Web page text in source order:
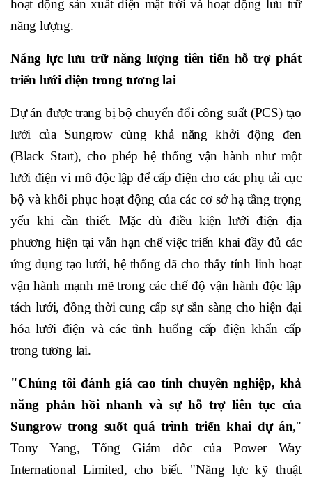
hoạt động sản xuất điện mặt trời và hoạt động lưu trữ
năng lượng.
Năng lực lưu trữ năng lượng tiên tiến hỗ trợ phát
triển lưới điện trong tương lai
Dự án được trang bị bộ chuyển đổi công suất (PCS) tạo
lưới của Sungrow cùng khả năng khởi động đen
(Black Start), cho phép hệ thống vận hành như một
lưới điện vi mô độc lập để cấp điện cho các phụ tải cục
bộ và khôi phục hoạt động của các cơ sở hạ tầng trọng
yếu khi cần thiết. Mặc dù điều kiện lưới điện địa
phương hiện tại vẫn hạn chế việc triển khai đầy đủ các
ứng dụng tạo lưới, hệ thống đã cho thấy tính linh hoạt
vận hành mạnh mẽ trong các chế độ vận hành độc lập
tách lưới, đồng thời cung cấp sự sẵn sàng cho hiện đại
hóa lưới điện và các tình huống cấp điện khẩn cấp
trong tương lai.
"Chúng tôi đánh giá cao tính chuyên nghiệp, khả
năng phản hồi nhanh và sự hỗ trợ liên tục của
Sungrow trong suốt quá trình triển khai dự án,"
Tony Yang, Tổng Giám đốc của Power Way
International Limited, cho biết. "Năng lực kỹ thuật